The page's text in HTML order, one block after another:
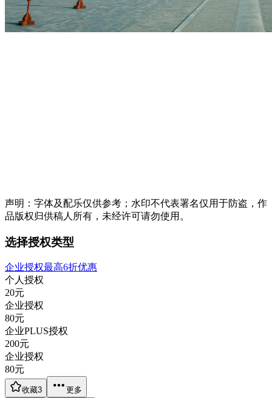
声明：字体及配乐仅供参考；水印不代表署名仅用于防盗，作
品版权归供稿人所有，未经许可请勿使用。
选择授权类型
企业授权最高6折优惠
个人授权
20元
企业授权
80元
企业PLUS授权
200元
企业授权
80元
收藏3
更多